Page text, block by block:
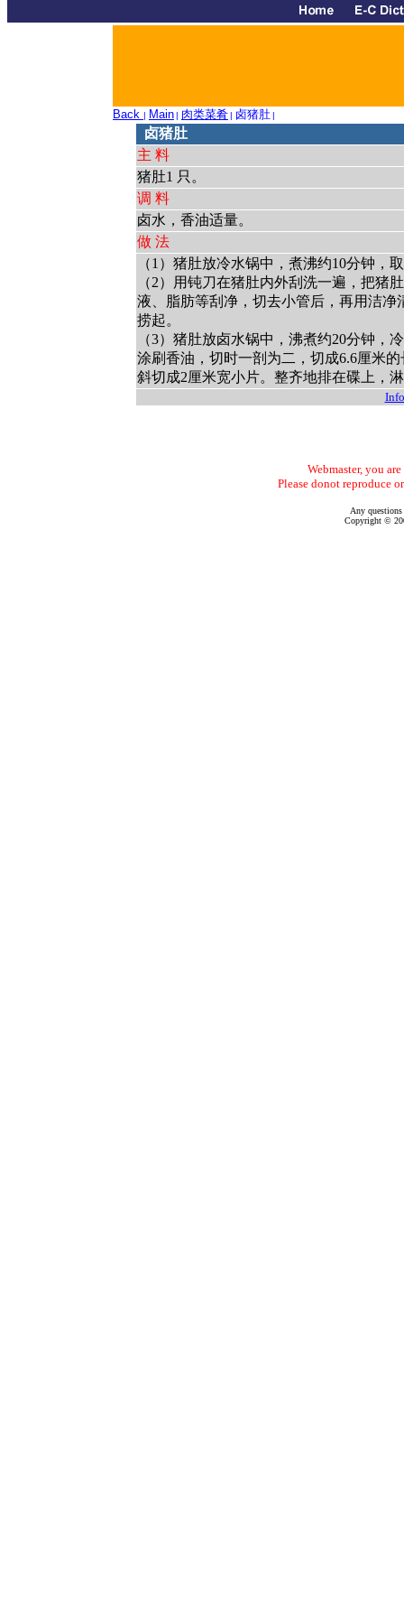
Back | Main| 肉类菜肴| 卤猪肚 |
卤猪肚
主 料
猪肚1 只。
调 料
卤水，香油适量。
做 法
（1）猪肚放冷水锅中，煮沸约10分钟，
（2）用钝刀在猪肚内外刮洗一遍，把猪
液、脂肪等刮净，切去小管后，再用洁净
捞起。
（3）猪肚放卤水锅中，沸煮约20分钟，
涂刷香油，切时一剖为二，切成6.6厘米
斜切成2厘米宽小片。整齐地排在碟上，
Webmaster, you
Please donot reproduce
Any
Copyright ©